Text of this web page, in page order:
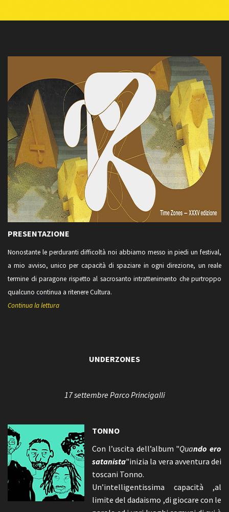
PRESENTAZIONE
Nonostante le perduranti difficoltà noi abbiamo messo in piedi un festival,
a mio avviso, unico per capacità di spaziare in ogni direzione, un reale
termine di paragone rispetto al sacrosanto intrattenimento che purtroppo
qualcuno continua a ritenere Cultura.
Continua la lettura
UNDERZONES
17 settembre Parco Princigalli
TONNO
Con l’uscita dell’album "Quando ero
satanista"inizia la vera avventura dei
toscani Tonno.
Un’intelligentissima capacità ,al
limite del dadaismo ,di giocare con le